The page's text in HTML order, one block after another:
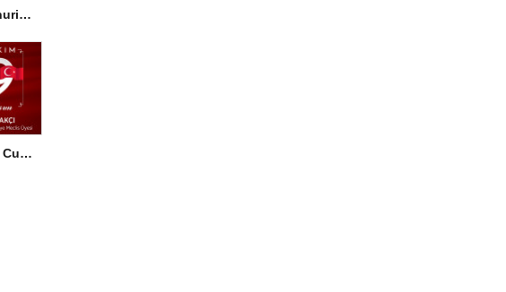
Bir Yatırım’dan Cumhuriyet Bayramı Mesajı
Özcan Çakmakçı’nın Cumhuriyet Bayramı Mesajı